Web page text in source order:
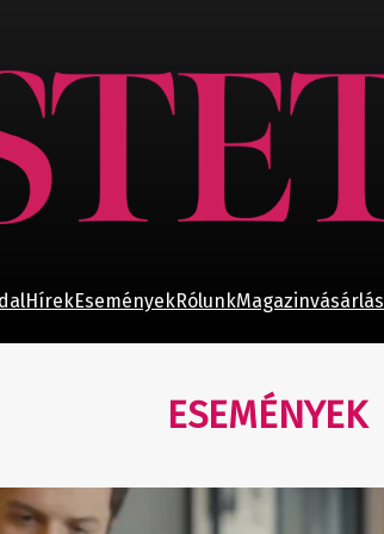
HírekEseményekRólunkMagazinvásárlás
ESEMÉNYEK